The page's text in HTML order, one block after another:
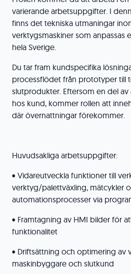
varierande arbetsuppgifter. I
finns det tekniska utmaningar
verktygsmaskiner som anpassas
hela Sverige.
Du tar fram kundspecifika
processflödet från prototyper till
slutprodukter. Eftersom en del
hos kund, kommer rollen att
där övernattningar förekommer.
Huvudsakliga arbetsuppgifter:
• Vidareutveckla funktioner till
verktyg/palettväxling, mätcykler
automationsprocesser via
• Framtagning av HMI bilder för
funktionalitet
• Driftsättning och optimering av
maskinbyggare och slutkund